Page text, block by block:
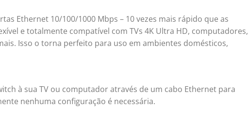
Ethernet 10/100/1000 Mbps – 10 vezes mais rápido que as
e totalmente compatível com TVs 4K Ultra HD, computadores,
Isso o torna perfeito para uso em ambientes domésticos,
à sua TV ou computador através de um cabo Ethernet para
nenhuma configuração é necessária.